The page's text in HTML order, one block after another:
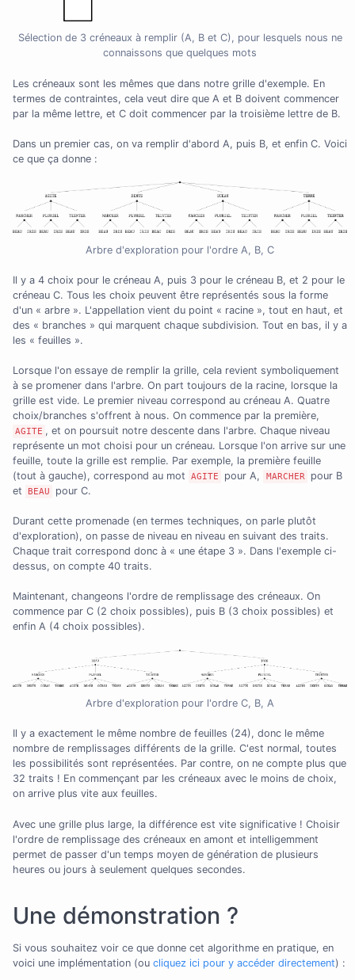
Sélection de 3 créneaux à remplir (A, B et C), pour lesquels nous ne
connaissons que quelques mots
Les créneaux sont les mêmes que dans notre grille d'exemple. En
termes de contraintes, cela veut dire que A et B doivent commencer
par la même lettre, et C doit commencer par la troisième lettre de B.
Dans un premier cas, on va remplir d'abord A, puis B, et enfin C. Voici
ce que ça donne :
Arbre d'exploration pour l'ordre A, B, C
Il y a 4 choix pour le créneau A, puis 3 pour le créneau B, et 2 pour le
créneau C. Tous les choix peuvent être représentés sous la forme
d'un « arbre ». L'appellation vient du point « racine », tout en haut, et
des « branches » qui marquent chaque subdivision. Tout en bas, il y a
les « feuilles ».
Lorsque l'on essaye de remplir la grille, cela revient symboliquement
à se promener dans l'arbre. On part toujours de la racine, lorsque la
grille est vide. Le premier niveau correspond au créneau A. Quatre
choix/branches s'offrent à nous. On commence par la première,
AGITE , et on poursuit notre descente dans l'arbre. Chaque niveau
représente un mot choisi pour un créneau. Lorsque l'on arrive sur une
feuille, toute la grille est remplie. Par exemple, la première feuille
(tout à gauche), correspond au mot
AGITE pour A, MARCHER
pour B
et
BEAU pour C.
Durant cette promenade (en termes techniques, on parle plutôt
d'exploration), on passe de niveau en niveau en suivant des traits.
Chaque trait correspond donc à « une étape 3 ». Dans l'exemple ci-
dessus, on compte 40 traits.
Maintenant, changeons l'ordre de remplissage des créneaux. On
commence par C (2 choix possibles), puis B (3 choix possibles) et
enfin A (4 choix possibles).
Arbre d'exploration pour l'ordre C, B, A
Il y a exactement le même nombre de feuilles (24), donc le même
nombre de remplissages différents de la grille. C'est normal, toutes
les possibilités sont représentées. Par contre, on ne compte plus que
32 traits ! En commençant par les créneaux avec le moins de choix,
on arrive plus vite aux feuilles.
Avec une grille plus large, la différence est vite significative ! Choisir
l'ordre de remplissage des créneaux en amont et intelligemment
permet de passer d'un temps moyen de génération de plusieurs
heures ou jours à seulement quelques secondes.
Une démonstration ?
Si vous souhaitez voir ce que donne cet algorithme en pratique, en
voici une implémentation (ou cliquez ici pour y accéder directement) :